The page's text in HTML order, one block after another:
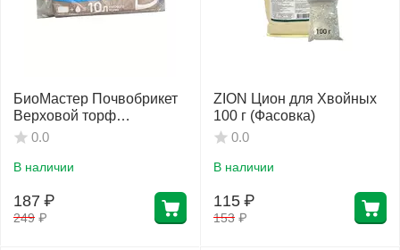
БиоМастер Почвобрикет
Верховой торф
раскисленный 10 л
0.0
В наличии
249 ₽
187 ₽
ZION Цион для Хвойных
100 г (Фасовка)
0.0
В наличии
153 ₽
115 ₽